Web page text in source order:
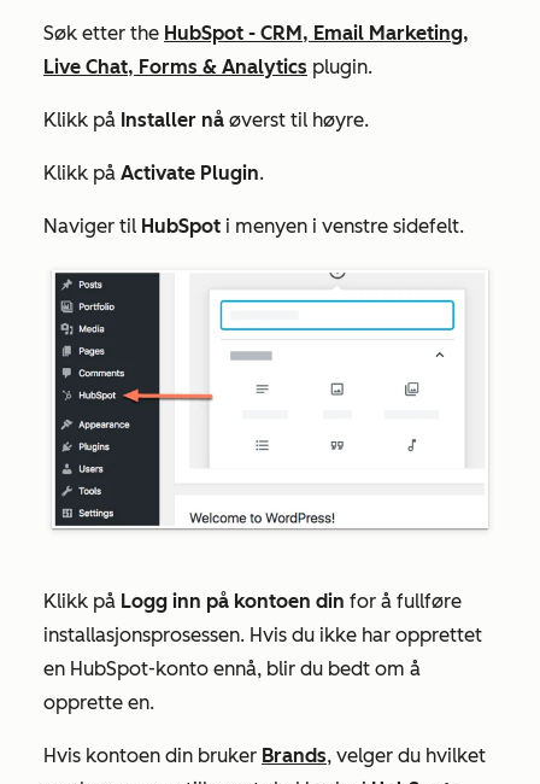
Søk etter the HubSpot - CRM, Email Marketing,
Live Chat, Forms & Analytics plugin.
Klikk på Installer nå øverst til høyre.
Klikk på Activate Plugin.
Naviger til HubSpot i menyen i venstre sidefelt.
Klikk på Logg inn på kontoen din for å fullføre
installasjonsprosessen. Hvis du ikke har opprettet
en HubSpot-konto ennå, blir du bedt om å
opprette en.
Hvis kontoen din bruker Brands, velger du hvilket